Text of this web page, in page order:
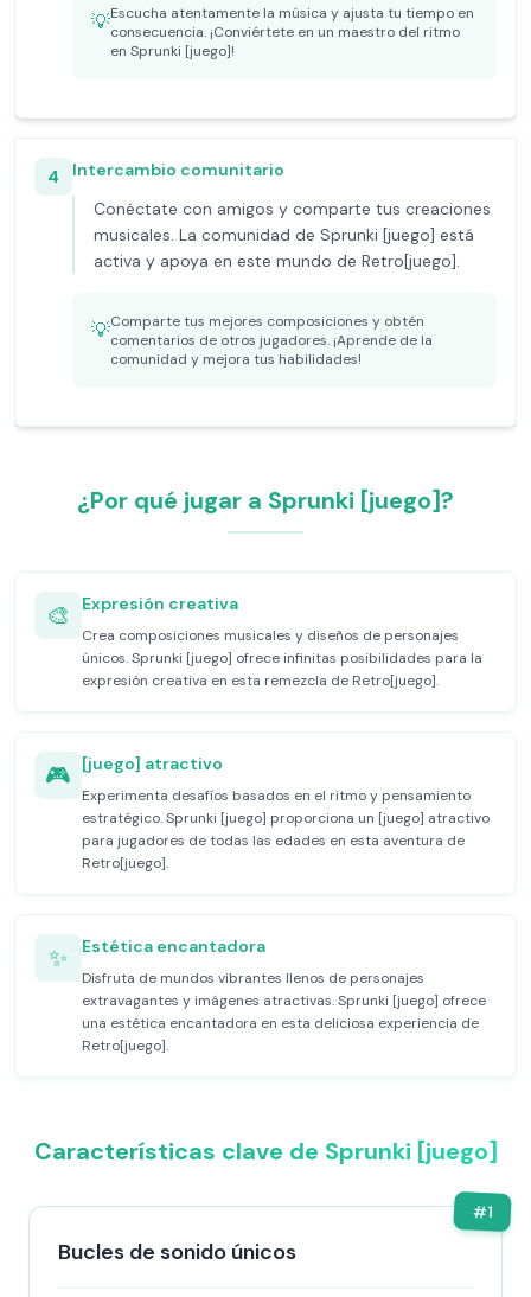
💡Escucha atentamente la música y ajusta tu tiempo en
consecuencia. ¡Conviértete en un maestro del ritmo
en Sprunki [juego]!
4
Intercambio comunitario
Conéctate con amigos y comparte tus creaciones
musicales. La comunidad de Sprunki [juego] está
activa y apoya en este mundo de Retro[juego].
💡Comparte tus mejores composiciones y obtén
comentarios de otros jugadores. ¡Aprende de la
comunidad y mejora tus habilidades!
¿Por qué jugar a Sprunki [juego]?
🎨 Expresión creativa
Crea composiciones musicales y diseños de personajes
únicos. Sprunki [juego] ofrece infinitas posibilidades para la
expresión creativa en esta remezcla de Retro[juego].
🎮 [juego] atractivo
Experimenta desafíos basados en el ritmo y pensamiento
estratégico. Sprunki [juego] proporciona un [juego] atractivo
para jugadores de todas las edades en esta aventura de
Retro[juego].
✨ Estética encantadora
Disfruta de mundos vibrantes llenos de personajes
extravagantes y imágenes atractivas. Sprunki [juego] ofrece
una estética encantadora en esta deliciosa experiencia de
Retro[juego].
Características clave de Sprunki [juego]
#1
Bucles de sonido únicos